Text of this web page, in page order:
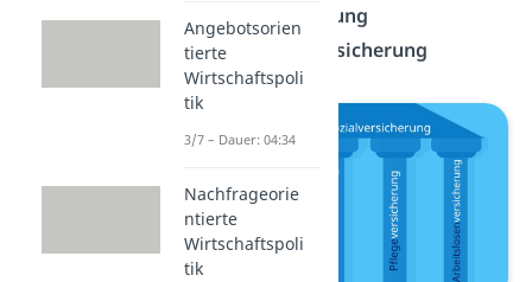
Pflegeversicherung
Arbeitslosenversicherung
Angebotsorien
tierte
Wirtschaftspoli
tik
3/7 – Dauer: 04:34
Nachfrageorie
ntierte
Wirtschaftspoli
tik